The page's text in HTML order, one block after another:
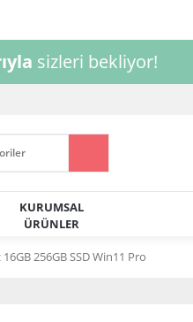
sizleri bekliyor!
KURUMSAL
ÜRÜNLER
256GB SSD Win11 Pro